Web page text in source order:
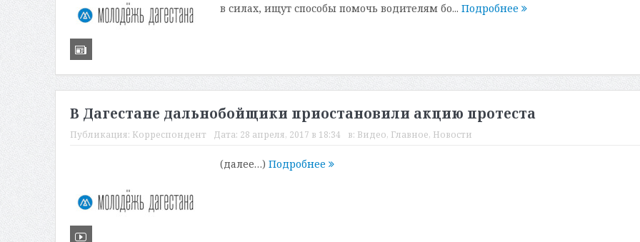
в силах, ищут способы помочь водителям бо... Подробнее
В Дагестане дальнобойщики приостановили акцию протеста
Публикация: Корреспондент Дата: 28 апреля, 2017 в 18:34 в: Видео, Главное, Новости
(далее…) Подробнее